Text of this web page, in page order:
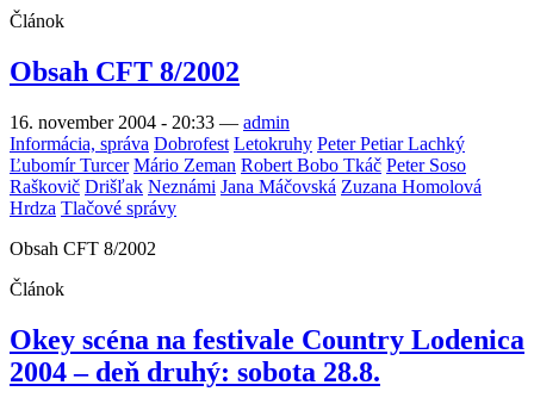
Článok
Obsah CFT 8/2002
16. november 2004 - 20:33 — admin
Informácia, správa Dobrofest Letokruhy Peter Petiar Lachký
Ľubomír Turcer Mário Zeman Robert Bobo Tkáč Peter Soso
Raškovič Drišľak Neznámi Jana Máčovská Zuzana Homolová
Hrdza Tlačové správy
Obsah CFT 8/2002
Článok
Okey scéna na festivale Country Lodenica
2004 – deň druhý: sobota 28.8.